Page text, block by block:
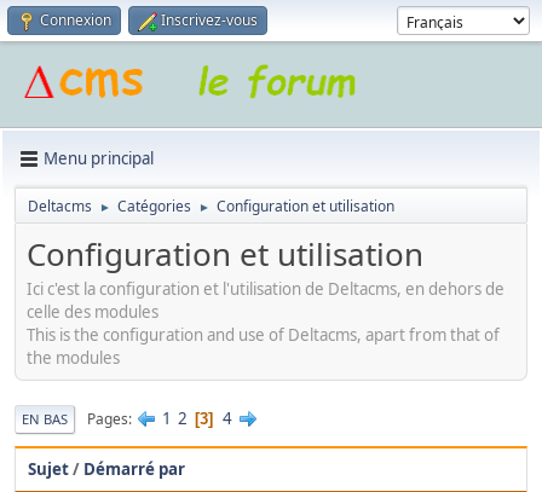
Connexion Inscrivez-vous
Menu principal
Deltacms ► Catégories ► Configuration et utilisation
Configuration et utilisation
Ici c'est la configuration et l'utilisation de Deltacms, en dehors de
celle des modules
This is the configuration and use of Deltacms, apart from that of
the modules
EN BAS Pages 1 2 3 4
Sujet/ Démarré par